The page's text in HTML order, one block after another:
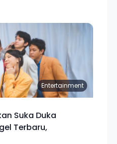
Entertainment
Suka Duka
Terbaru,